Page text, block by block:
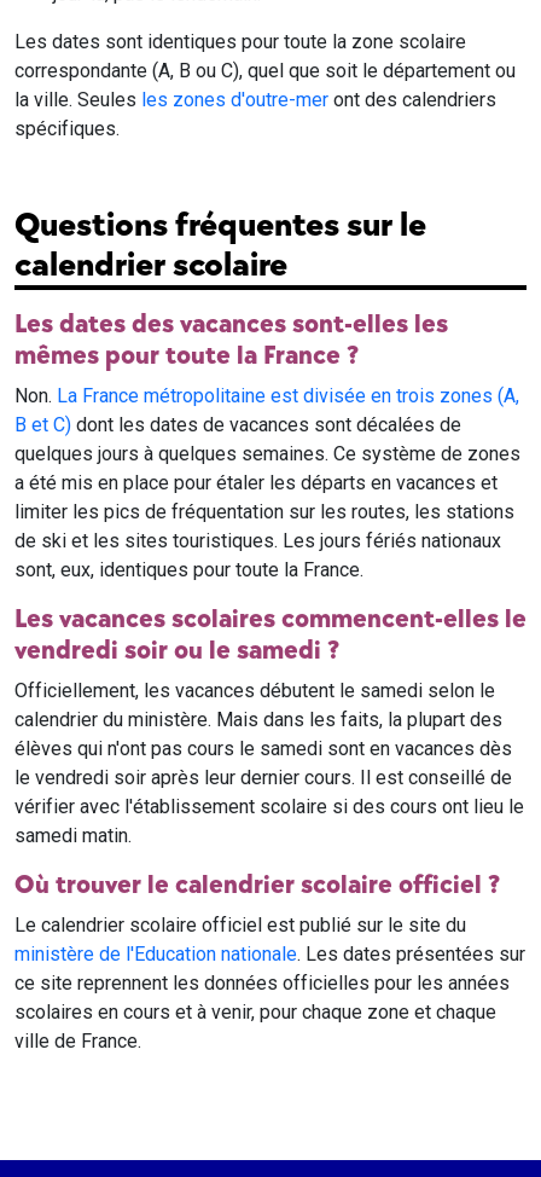
Les dates sont identiques pour toute la zone scolaire
correspondante (A, B ou C), quel que soit le département ou
la ville. Seules les zones d'outre-mer ont des calendriers
spécifiques.
Questions fréquentes sur le
calendrier scolaire
Les dates des vacances sont-elles les
mêmes pour toute la France ?
Non. La France métropolitaine est divisée en trois zones (A,
B et C) dont les dates de vacances sont décalées de
quelques jours à quelques semaines. Ce système de zones
a été mis en place pour étaler les départs en vacances et
limiter les pics de fréquentation sur les routes, les stations
de ski et les sites touristiques. Les jours fériés nationaux
sont, eux, identiques pour toute la France.
Les vacances scolaires commencent-elles le
vendredi soir ou le samedi ?
Officiellement, les vacances débutent le samedi selon le
calendrier du ministère. Mais dans les faits, la plupart des
élèves qui n'ont pas cours le samedi sont en vacances dès
le vendredi soir après leur dernier cours. Il est conseillé de
vérifier avec l'établissement scolaire si des cours ont lieu le
samedi matin.
Où trouver le calendrier scolaire officiel ?
Le calendrier scolaire officiel est publié sur le site du
ministère de l'Education nationale. Les dates présentées sur
ce site reprennent les données officielles pour les années
scolaires en cours et à venir, pour chaque zone et chaque
ville de France.